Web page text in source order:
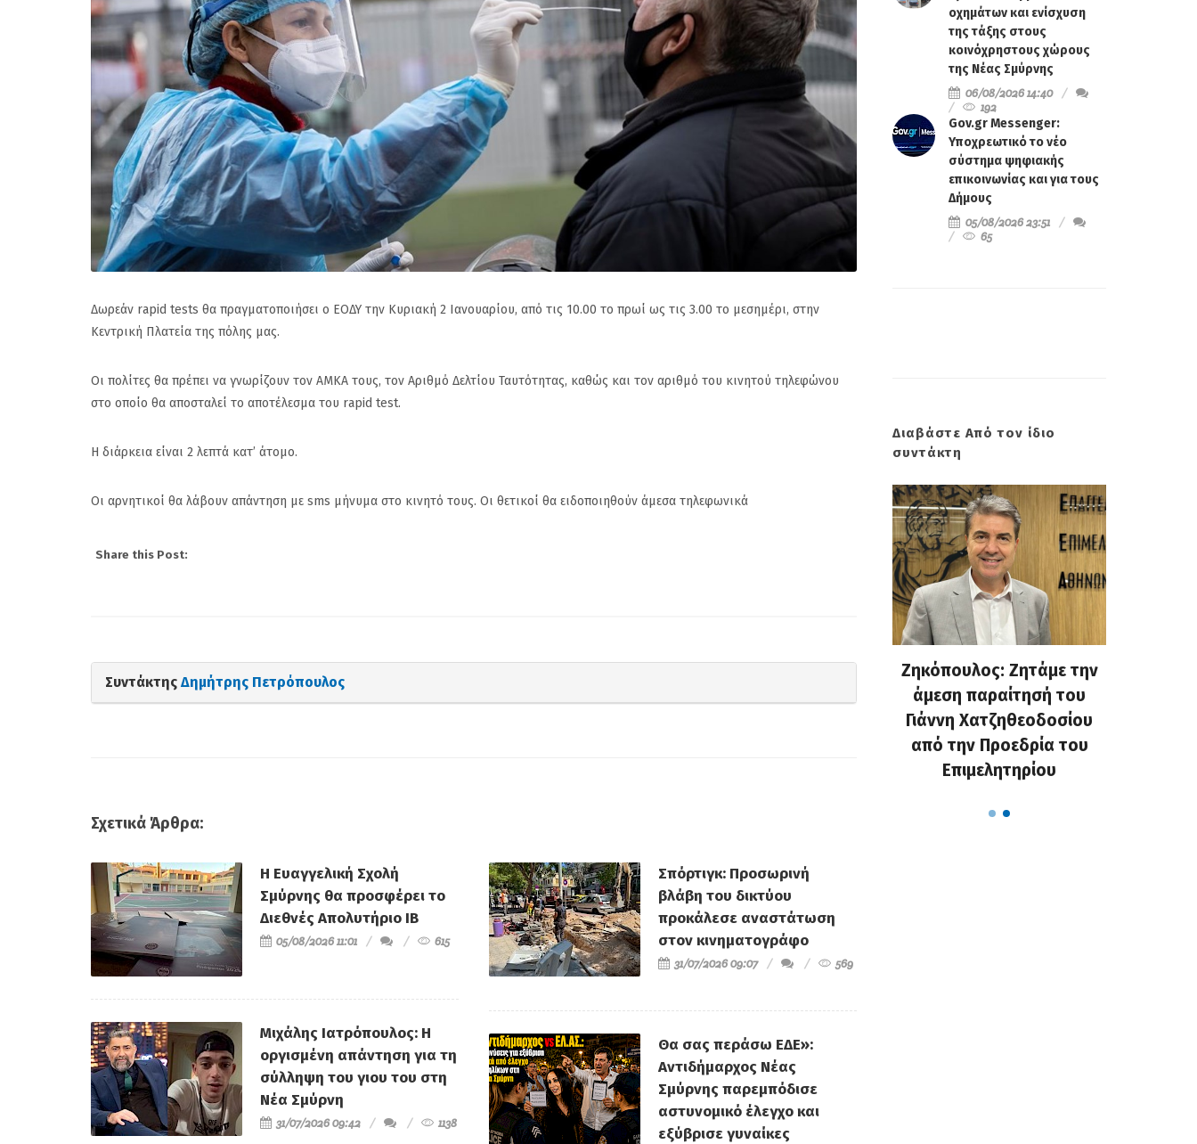
Δωρεάν rapid tests θα πραγματοποιήσει ο ΕΟΔΥ την Κυριακή 2 Ιανουαρίου, από τις 10.00 το πρωί ως τις 3.00 το μεσημέρι, στην
Κεντρική Πλατεία της πόλης μας.
Οι πολίτες θα πρέπει να γνωρίζουν τον ΑΜΚΑ τους, τον Αριθμό Δελτίου Ταυτότητας, καθώς και τον αριθμό του κινητού τηλεφώνου
στο οποίο θα αποσταλεί το αποτέλεσμα του rapid test.
Η διάρκεια είναι 2 λεπτά κατ’ άτομο.
Οι αρνητικοί θα λάβουν απάντηση με sms μήνυμα στο κινητό τους. Οι θετικοί θα ειδοποιηθούν άμεσα τηλεφωνικά
Share this Post:
Συντάκτης Δημήτρης Πετρόπουλος
Σχετικά Άρθρα:
Η Ευαγγελική Σχολή
Σμύρνης θα προσφέρει το
Διεθνές Απολυτήριο IB
05/08/2026 11:01 615
Μιχάλης Ιατρόπουλος: Η
οργισμένη απάντηση για τη
σύλληψη του γιου του στη
Νέα Σμύρνη
31/07/2026 09:42 1138
Σπόρτιγκ: Προσωρινή
βλάβη του δικτύου
προκάλεσε αναστάτωση
στον κινηματογράφο
31/07/2026 09:07 569
Θα σας περάσω ΕΔΕ»:
Αντιδήμαρχος Νέας
Σμύρνης παρεμπόδισε
αστυνομικό έλεγχο και
εξύβρισε γυναίκες
οχημάτων και ενίσχυση
της τάξης στους
κοινόχρηστους χώρους
της Νέας Σμύρνης
06/08/2026 14:40
192
Gov.gr Messenger:
Υποχρεωτικό το νέο
σύστημα ψηφιακής
επικοινωνίας και για τους
Δήμους
05/08/2026 23:51
65
Διαβάστε Από τον ίδιο
συντάκτη
(Gallop) Νέα Σμύρνη.
Στην 60ή θέση : Ευτυχώς
(Gallop) Νέα Σμύρνη.
Ζηκόπουλος: Ζητάμε την
άμεση παραίτησή του
Γιάννη Χατζηθεοδοσίου
από την Προεδρία του
Επιμελητηρίου